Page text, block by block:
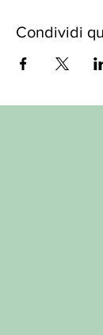
Condividi